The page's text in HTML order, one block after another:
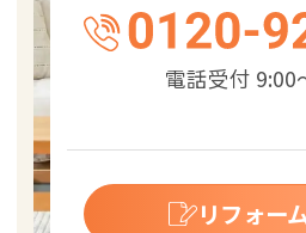
電話受付 9:00
リフォー